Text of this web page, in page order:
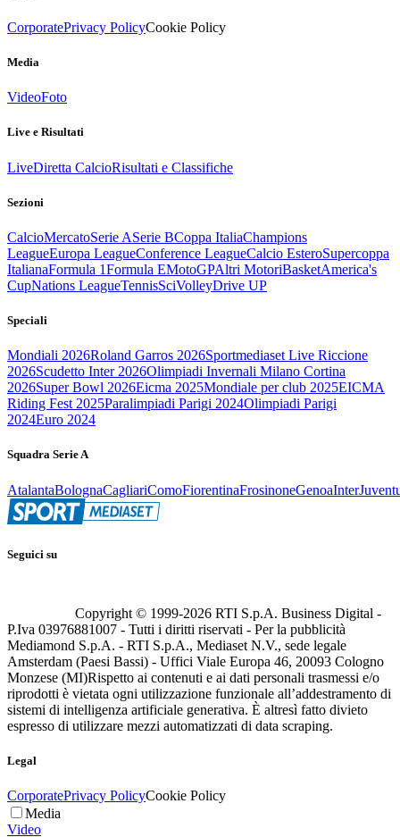
CorporatePrivacy PolicyCookie Policy
Media
VideoFoto
Live e Risultati
LiveDiretta CalcioRisultati e Classifiche
Sezioni
CalcioMercatoSerie ASerie BCoppa ItaliaChampions
LeagueEuropa LeagueConference LeagueCalcio EsteroSupercoppa
ItalianaFormula 1Formula EMotoGPAltri MotoriBasketAmerica's
CupNations LeagueTennisSciVolleyDrive UP
Speciali
Mondiali 2026Roland Garros 2026Sportmediaset Live Riccione
2026Scudetto Inter 2026Olimpiadi Invernali Milano Cortina
2026Super Bowl 2026Eicma 2025Mondiale per club 2025EICMA
Riding Fest 2025Paralimpiadi Parigi 2024Olimpiadi Parigi
2024Euro 2024
Squadra Serie A
AtalantaBolognaCagliariComoFiorentinaFrosinoneGenoaInter
Seguici su
Copyright © 1999-2026 RTI S.p.A. Business Digital -
P.Iva 03976881007 - Tutti i diritti riservati - Per la pubblicità
Mediamond S.p.A. - RTI S.p.A., Mediaset N.V., sede legale
Amsterdam (Paesi Bassi) - Uffici Viale Europa 46, 20093 Cologno
Monzese (MI)Rispetto ai contenuti e ai dati personali trasmessi e/o
riprodotti è vietata ogni utilizzazione funzionale all’addestramento di
sistemi di intelligenza artificiale generativa. È altresì fatto divieto
espresso di utilizzare mezzi automatizzati di data scraping.
Legal
CorporatePrivacy PolicyCookie Policy
Media
Video